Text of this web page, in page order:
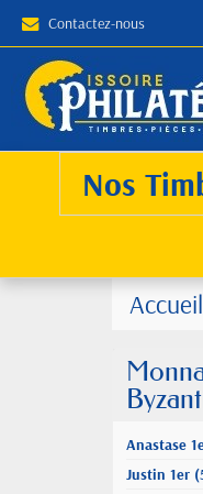
Contactez-nous
Nos
Accueil
Anastase
Justin 1er